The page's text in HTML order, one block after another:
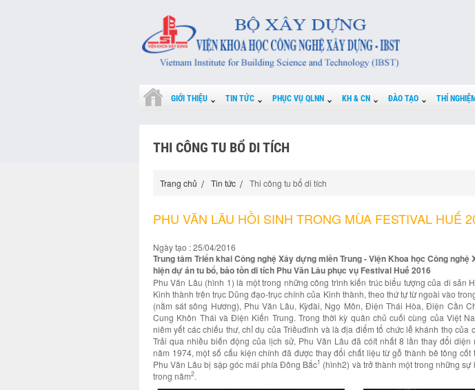
GIỚI THIỆU TIN TỨC PHỤC VỤ QLNN KH & CN ĐÀO TẠO THÍ
THI CÔNG TU BỔ DI TÍCH
Trang chủ Tin tức Thi công tu bổ di tích
PHU VĂN LÂU HỒI SINH TRONG MÙA FESTIVAL HUẾ
Ngày tạo : 25/04/2016
Trung tâm Triển khai Công nghệ Xây dựng miền Trung - Viện Khoa học Công
hiện dự án tu bổ, bảo tồn di tích Phu Văn Lâu phục vụ Festival Huế 2016
Phu Văn Lâu (hình 1) là một trong những công trình kiến trúc biểu tượng của di sản
Kinh thành trên trục Dũng đạo-trục chính của Kinh thành, theo thứ tự từ ngoài vào
(nằm sát sông Hương), Phu Văn Lâu, Kỳđài, Ngọ Môn, Điện Thái Hòa, Điện Cần
Cung Khôn Thái và Điện Kiến Trung. Trong thời kỳ quân chủ cuối cùng của Việt
niêm yết các chiếu thư, chỉ dụ của Triềuđình và là địa điểm tổ chức lễ khánh thọ của
Trải qua nhiều biến động của lịch sử, Phu Văn Lâu đã cóít nhất 8 lần thay đổi diện
năm 1974, một số cấu kiện chính đã được thay đổi chất liệu từ gỗ thành bê tông cốt
Phu Văn Lâu bị sập góc mái phía Đông Bắc1 (hình2) và trở thành một trong những sự
trong năm2.